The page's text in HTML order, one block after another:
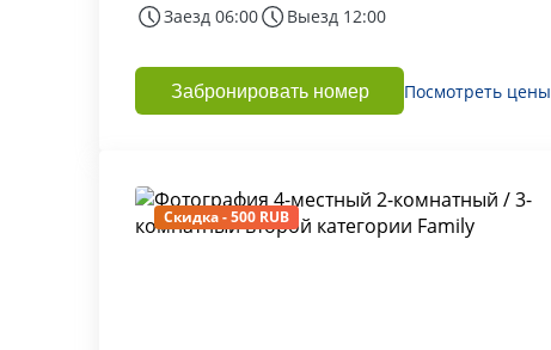
Заезд 06:00
Выезд 12:00
Забронировать номер Посмотреть цены
Скидка - 500 RUB